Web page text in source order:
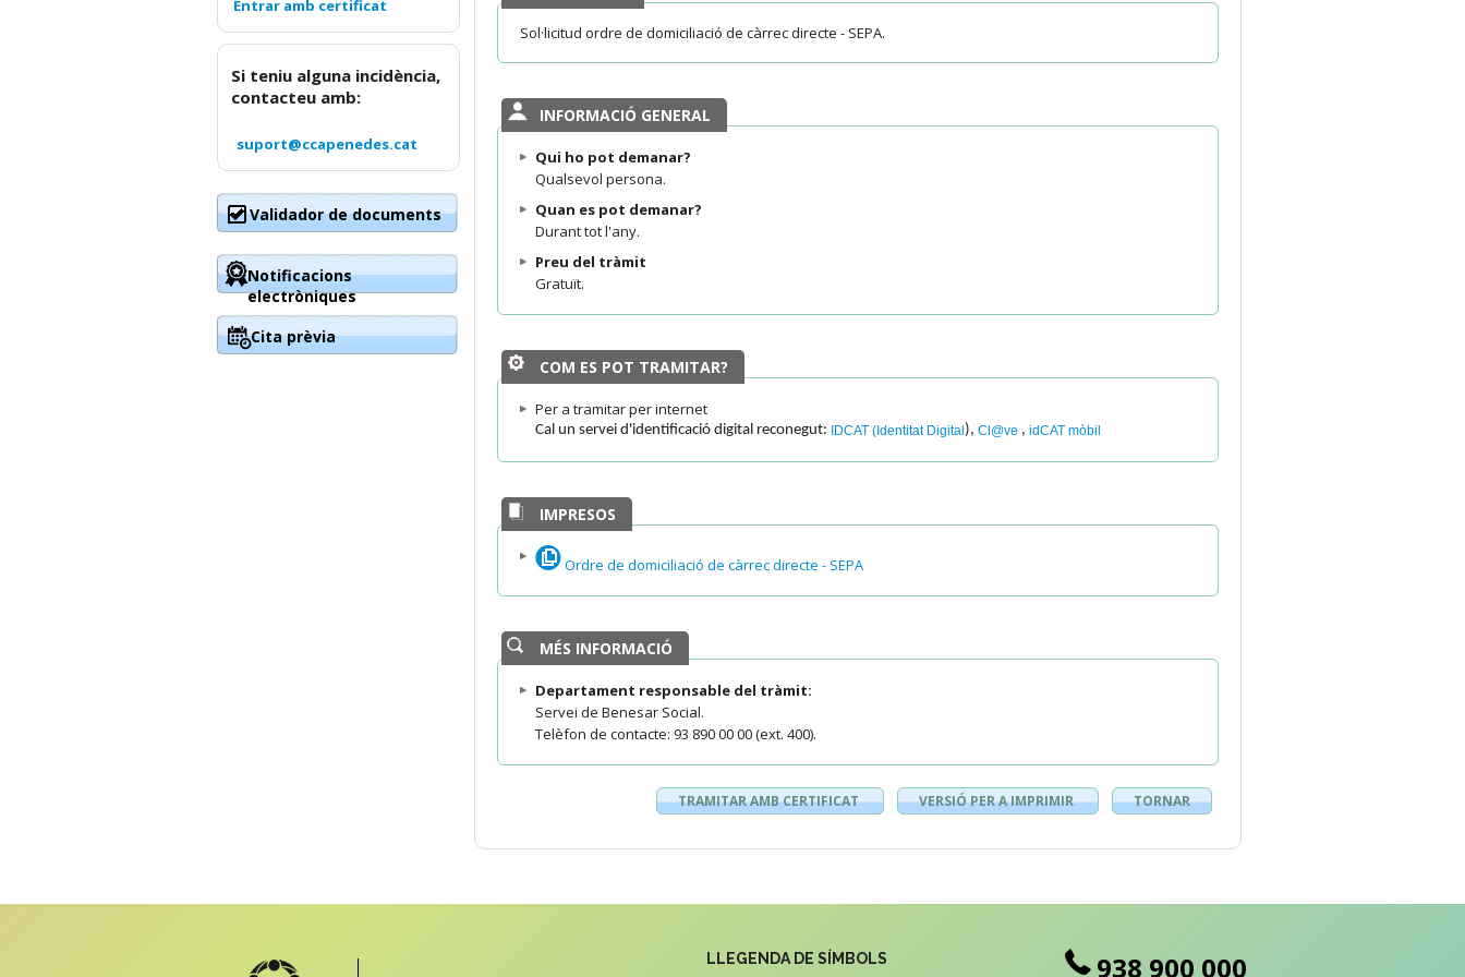
Sol·licitud ordre de domiciliació de càrrec directe - SEPA.
INFORMACIÓ GENERAL
Qui ho pot demanar?
Qualsevol persona.
Quan es pot demanar?
Durant tot l'any.
Preu del tràmit
Gratuït.
COM ES POT TRAMITAR?
Per a tramitar per internet
Cal un servei d'identificació digital reconegut: IDCAT (Identitat Digital ), Cl@ve , idCAT mòbil
IMPRESOS
Ordre de domiciliació de càrrec directe - SEPA
MÉS INFORMACIÓ
Departament responsable del tràmit:
Servei de Benesar Social.
Telèfon de contacte: 93 890 00 00 (ext. 400).
TRAMITAR AMB CERTIFICAT VERSIÓ PER A IMPRIMIR TORNAR
Si teniu alguna incidència,
contacteu amb:
suport@ccapenedes.cat
Validador de documents
Notificacions
electròniques
Cita prèvia
LLEGENDA DE SÍMBOLS 938 900 000